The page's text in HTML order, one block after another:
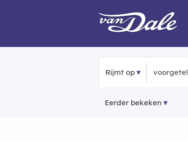
Rijmt op
Eerder bekeken